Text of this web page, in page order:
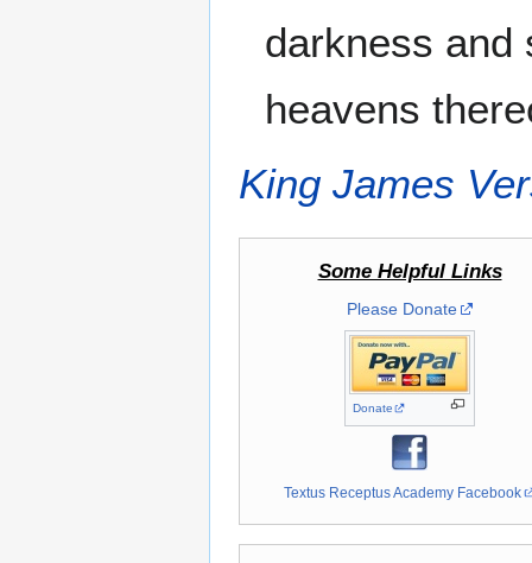
darkness and
heavens
King James
Some Helpful Links
Please Donate
Donate
Textus Receptus Academy Facebook